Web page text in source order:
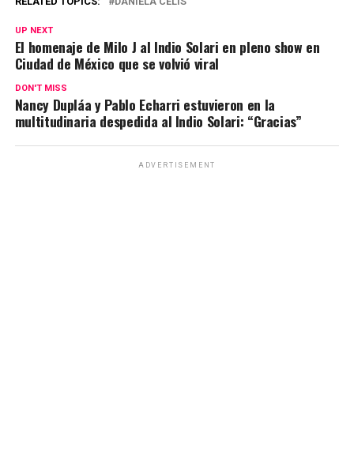
at
s
A
p
p
ce
o
k
e
a
ail
n
ar
UP NEXT
El homenaje de Milo J al Indio Solari en pleno show en
Ciudad de México que se volvió viral
DON'T MISS
Nancy Dupláa y Pablo Echarri estuvieron en la
multitudinaria despedida al Indio Solari: “Gracias”
ADVERTISEMENT